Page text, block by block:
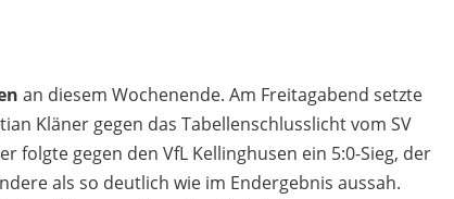
an diesem Wochenende. Am Freitagabend setzte
Kläner gegen das Tabellenschlusslicht vom SV
folgte gegen den VfL Kellinghusen ein 5:0-Sieg, der
als so deutlich wie im Endergebnis aussah.